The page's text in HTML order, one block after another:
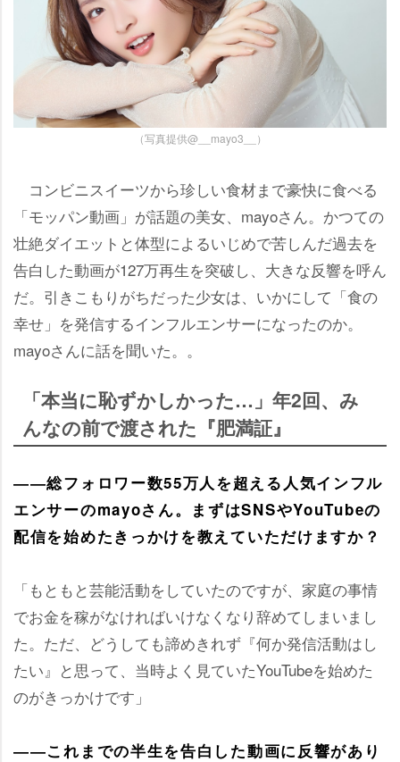
（写真提供@__mayo3__）
コンビニスイーツから珍しい食材まで豪快に食べる
「モッパン動画」が話題の美女、mayoさん。かつての
壮絶ダイエットと体型によるいじめで苦しんだ過去を
告白した動画が127万再生を突破し、大きな反響を呼ん
だ。引きこもりがちだった少女は、いかにして「食の
幸せ」を発信するインフルエンサーになったのか。
mayoさんに話を聞いた。。
「本当に恥ずかしかった…」年2回、み
んなの前で渡された『肥満証』
――総フォロワー数55万人を超える人気インフル
エンサーのmayoさん。まずはSNSやYouTubeの
配信を始めたきっかけを教えていただけますか？
「もともと芸能活動をしていたのですが、家庭の事情
でお金を稼がなければいけなくなり辞めてしまいまし
た。ただ、どうしても諦めきれず『何か発信活動はし
たい』と思って、当時よく見ていたYouTubeを始めた
のがきっかけです」
――これまでの半生を告白した動画に反響があり